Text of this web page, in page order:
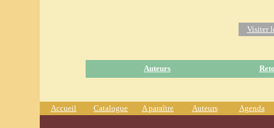
Visiter
Auteurs
Accueil Catalogue A paraître Auteurs Agenda